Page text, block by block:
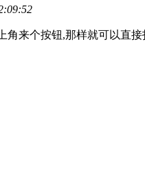
角来个按钮,那样就可以直